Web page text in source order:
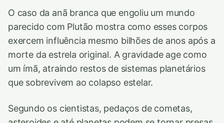
O caso da anã branca que engoliu um mundo
parecido com Plutão mostra como esses corpos
exercem influência mesmo bilhões de anos após a
morte da estrela original. A gravidade age como
um ímã, atraindo restos de sistemas planetários
que sobrevivem ao colapso estelar.
Segundo os cientistas, pedaços de cometas,